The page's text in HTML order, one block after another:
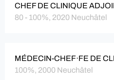
CHEF DE CLINIQUE
80 - 100%, 2020 Neuchâtel
MÉDECIN-CHEF·FE DE
100%, 2000 Neuchâtel